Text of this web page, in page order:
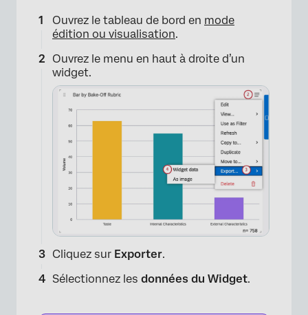
Ouvrez le tableau de bord en mode
édition ou visualisation.
Ouvrez le menu en haut à droite d’un
widget.
Cliquez sur Exporter.
Sélectionnez les données du Widget.